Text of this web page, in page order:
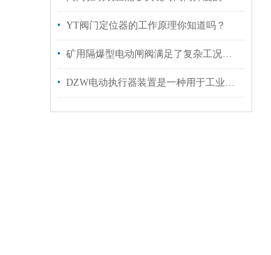
YT阀门定位器的工作原理你知道吗？
矿用隔爆型电动闸阀满足了复杂工况下的多样化需求
DZW电动执行器装置是一种用于工业自动化控制的设备